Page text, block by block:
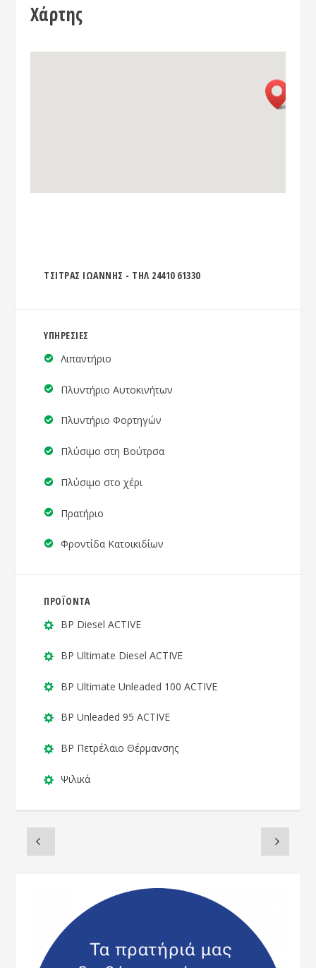
Χάρτης
ΤΣΙΤΡΑΣ ΙΩΑΝΝΗΣ - ΤΗΛ 24410 61330
ΥΠΗΡΕΣΙΕΣ
Λιπαντήριο
Πλυντήριο Αυτοκινήτων
Πλυντήριο Φορτηγών
Πλύσιμο στη Βούτρσα
Πλύσιμο στο χέρι
Πρατήριο
Φροντίδα Κατοικιδίων
ΠΡΟΪΟΝΤΑ
BP Diesel ACTIVE
BP Ultimate Diesel ACTIVE
BP Ultimate Unleaded 100 ACTIVE
BP Unleaded 95 ACTIVE
BP Πετρέλαιο Θέρμανσης
Ψιλικά